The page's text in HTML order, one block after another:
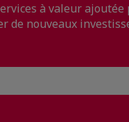
à valeur ajoutée
de nouveaux